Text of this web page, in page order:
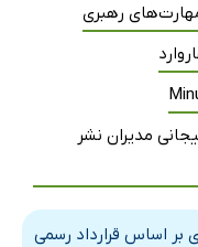
رهبری
مدیران نشر
اساس قرارداد رسمی